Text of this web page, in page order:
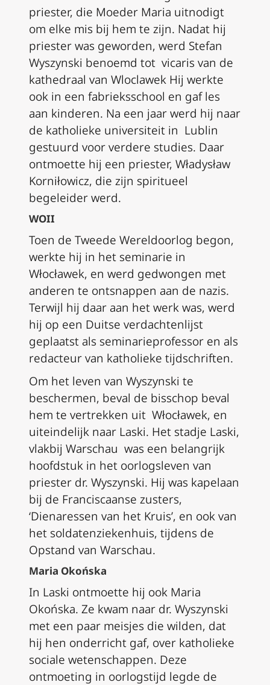
priester, die Moeder Maria uitnodigt
om elke mis bij hem te zijn. Nadat hij
priester was geworden, werd Stefan
Wyszynski benoemd tot vicaris van de
kathedraal van Wloclawek Hij werkte
ook in een fabrieksschool en gaf les
aan kinderen. Na een jaar werd hij naar
de katholieke universiteit in Lublin
gestuurd voor verdere studies. Daar
ontmoette hij een priester, Władysław
Korniłowicz, die zijn spiritueel
begeleider werd.
WOII
Toen de Tweede Wereldoorlog begon,
werkte hij in het seminarie in
Włocławek, en werd gedwongen met
anderen te ontsnappen aan de nazis.
Terwijl hij daar aan het werk was, werd
hij op een Duitse verdachtenlijst
geplaatst als seminarieprofessor en als
redacteur van katholieke tijdschriften.
Om het leven van Wyszynski te
beschermen, beval de bisschop beval
hem te vertrekken uit Włocławek, en
uiteindelijk naar Laski. Het stadje Laski,
vlakbij Warschau was een belangrijk
hoofdstuk in het oorlogsleven van
priester dr. Wyszynski. Hij was kapelaan
bij de Franciscaanse zusters,
‘Dienaressen van het Kruis’, en ook van
het soldatenziekenhuis, tijdens de
Opstand van Warschau.
Maria Okońska
In Laski ontmoette hij ook Maria
Okońska. Ze kwam naar dr. Wyszynski
met een paar meisjes die wilden, dat
hij hen onderricht gaf, over katholieke
sociale wetenschappen. Deze
ontmoeting in oorlogstijd legde de